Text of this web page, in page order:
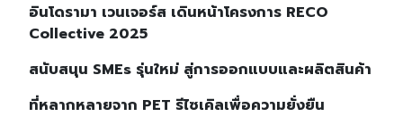
อินโดรามา เวนเจอร์ส เดินหน้าโครงการ RECO
Collective 2025
สนับสนุน SMEs รุ่นใหม่ สู่การออกแบบและผลิตสินค้า
ที่หลากหลายจาก PET รีไซเคิลเพื่อความยั่งยืน